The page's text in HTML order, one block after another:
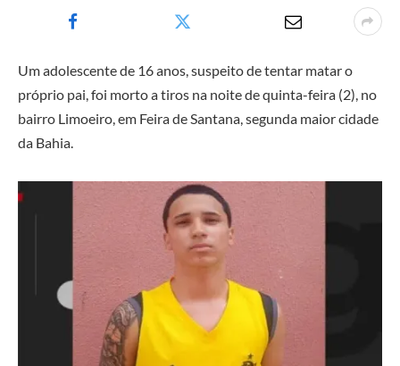
Um adolescente de 16 anos, suspeito de tentar matar o
próprio pai, foi morto a tiros na noite de quinta-feira (2), no
bairro Limoeiro, em Feira de Santana, segunda maior cidade
da Bahia.